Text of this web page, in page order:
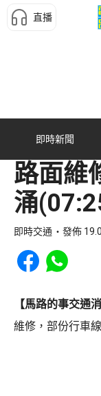
直播
即時新聞
路面維
涌
即時交通 發佈
Share to Facebook
Share to
【馬路的事交通消
維修，部份行車